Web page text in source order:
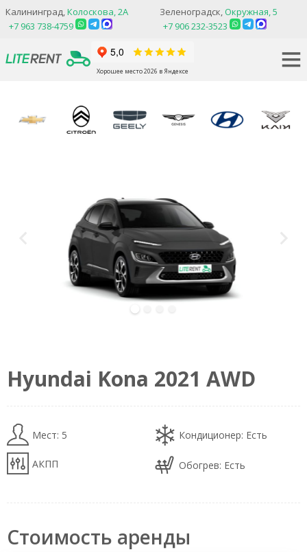
Зеленоградск,Окружная, 5
+7 906 232-3523
Калининград,Колоскова, 2А
+7 963 738-4759
Хорошее место 2026 в Яндексе
Hyundai Kona 2021 AWD
Мест: 5 Кондиционер: Есть
АКПП Обогрев: Есть
Стоимость аренды